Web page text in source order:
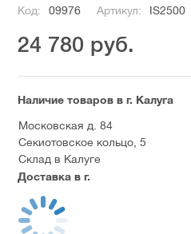
Код: 09976 Артикул: IS2500
24 780 руб.
Наличие товаров в г. Калуга
Московская д. 84
Секиотовское кольцо, 5
Склад в Калуге
Доставка в г.